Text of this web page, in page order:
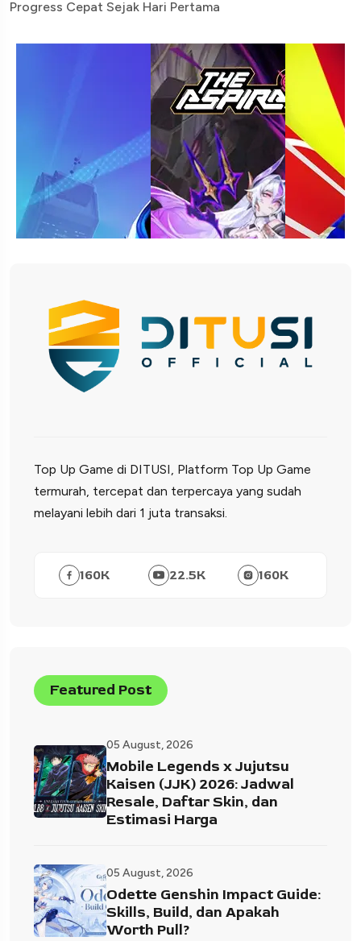
Progress Cepat Sejak Hari Pertama
Top Up Game di DITUSI, Platform Top Up Game
termurah, tercepat dan terpercaya yang sudah
melayani lebih dari 1 juta transaksi.
160K 22.5K 160K
Featured Post
05 August, 2026
Mobile Legends x Jujutsu
Kaisen (JJK) 2026: Jadwal
Resale, Daftar Skin, dan
Estimasi Harga
05 August, 2026
Odette Genshin Impact Guide:
Skills, Build, dan Apakah
Worth Pull?